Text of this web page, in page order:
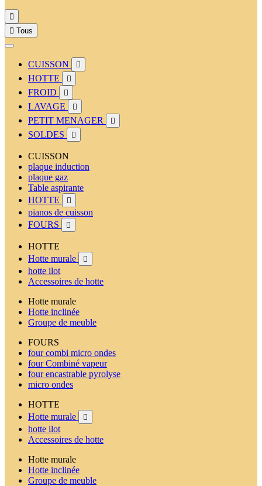

 Tous
CUISSON 
HOTTE 
FROID 
LAVAGE 
PETIT MENAGER 
SOLDES 
CUISSON
plaque induction
plaque gaz
Table aspirante
HOTTE

pianos de cuisson
FOURS

HOTTE
Hotte murale

hotte ilot
Accessoires de hotte
Hotte murale
Hotte inclinée
Groupe de meuble
FOURS
four combi micro ondes
four Combiné vapeur
four encastrable pyrolyse
micro ondes
HOTTE
Hotte murale

hotte ilot
Accessoires de hotte
Hotte murale
Hotte inclinée
Groupe de meuble